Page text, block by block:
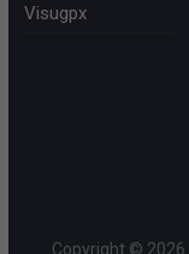
Visugpx
Copyright © 2026